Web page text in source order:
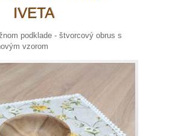
IVETA
podklade - štvorcový obrus s
vzorom